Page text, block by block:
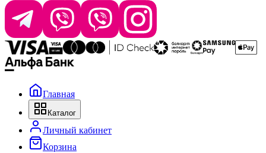
Время работы: пн–чт 9:00–17:30, пт 9:00–17:00
Главная
Каталог
Личный кабинет
Корзина